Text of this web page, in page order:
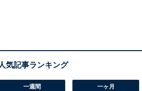
一週間 一ヶ月